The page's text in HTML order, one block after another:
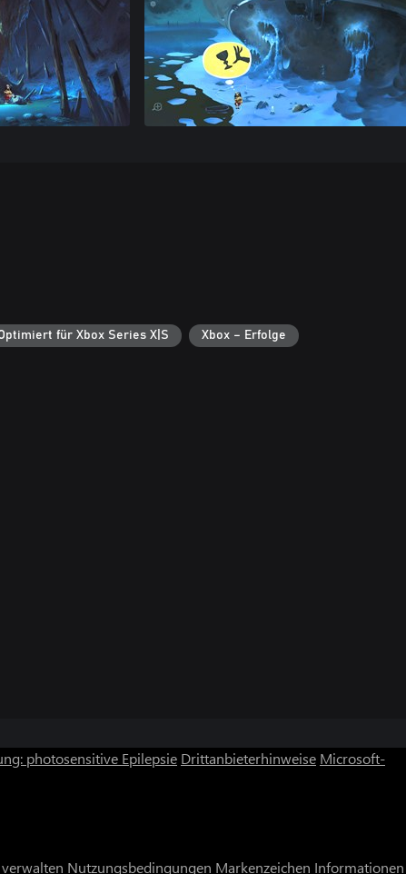
für Xbox Series X|S Xbox – Erfolge
photosensitive Epilepsie Drittanbieterhinweise Microsoft-
Nutzungsbedingungen Markenzeichen Informationen